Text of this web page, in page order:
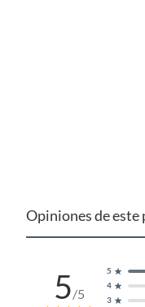
Opiniones de
5/5 3
4
5